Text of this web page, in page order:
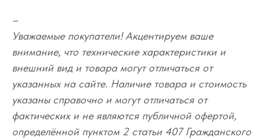
–
Уважаемые покупатели! Акцентируем ваше
внимание, что технические характеристики и
внешний вид и товара могут отличаться от
указанных на сайте. Наличие товара и стоимость
указаны справочно и могут отличаться от
фактических и не являются публичной офертой,
определённой пунктом 2 статьи 407 Гражданского